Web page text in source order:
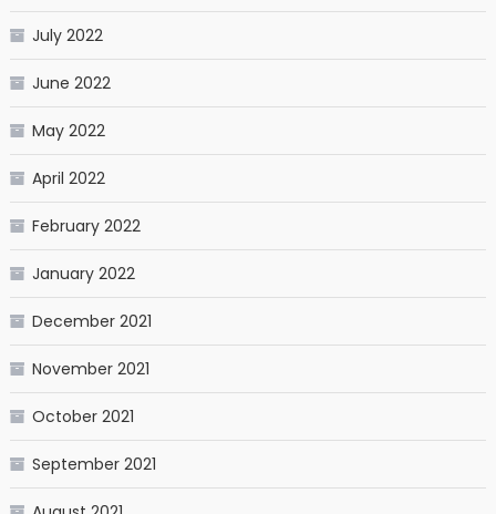
July 2022
June 2022
May 2022
April 2022
February 2022
January 2022
December 2021
November 2021
October 2021
September 2021